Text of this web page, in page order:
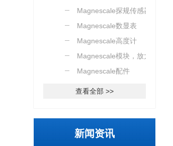
Magnescale探规传感器
Magnescale数显表
Magnescale高度计
Magnescale模块，放大器
Magnescale配件
查看全部 >>
新闻资讯